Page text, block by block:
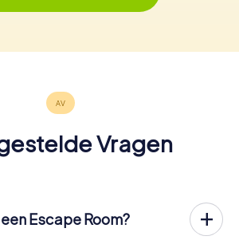
Vragen
Escape Room?
in Pocking een Escape Game in de